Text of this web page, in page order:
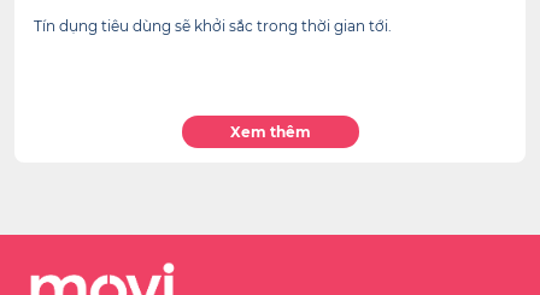
Tín dụng tiêu dùng sẽ khởi sắc trong thời gian tới.
Xem thêm